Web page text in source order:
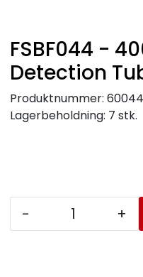
FSBF044 -
Detection
Produktnummer: 60044
Lagerbeholdning: 7 stk.
- +